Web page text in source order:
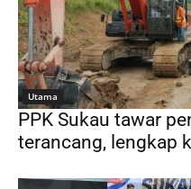
Utama
PPK Sukau tawar
terancang, lengkap